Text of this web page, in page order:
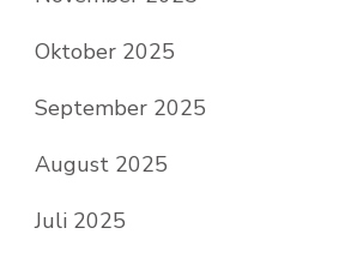
Oktober 2025
September 2025
August 2025
Juli 2025